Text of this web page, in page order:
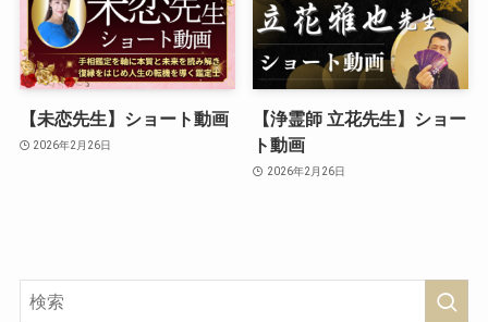
【未恋先生】ショート動画
2026年2月26日
【浄霊師 立花先生】ショー
ト動画
2026年2月26日